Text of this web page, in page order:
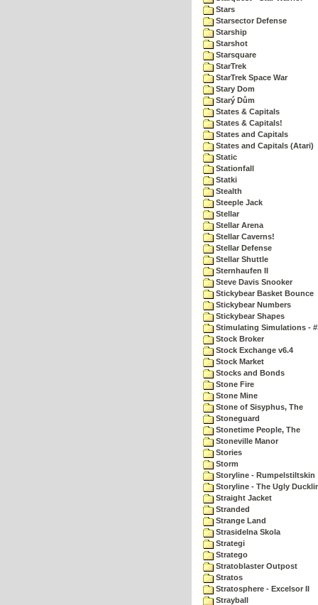
Stars
Starsector Defense
Starship
Starshot
Starsquare
StarTrek
StarTrek Space War
Stary Dom
Starý Dům
States & Capitals
States & Capitals!
States and Capitals
States and Capitals (Atari)
Static
Stationfall
Statki
Stealth
Steeple Jack
Stellar
Stellar Arena
Stellar Caverns!
Stellar Defense
Stellar Shuttle
Sternhaufen II
Steve Davis Snooker
Stickybear Basket Bounce
Stickybear Numbers
Stickybear Shapes
Stimulating Simulations -
Stock Broker
Stock Exchange v6.4
Stock Market
Stocks and Bonds
Stone Fire
Stone Mine
Stone of Sisyphus, The
Stoneguard
Stonetime People, The
Stoneville Manor
Stories
Storm
Storyline - Rumpelstiltskin
Storyline - The Ugly
Straight Jacket
Stranded
Strange Land
Strasidelna Skola
Strategi
Stratego
Stratoblaster Outpost
Stratos
Stratosphere - Excelsor II
Strayball